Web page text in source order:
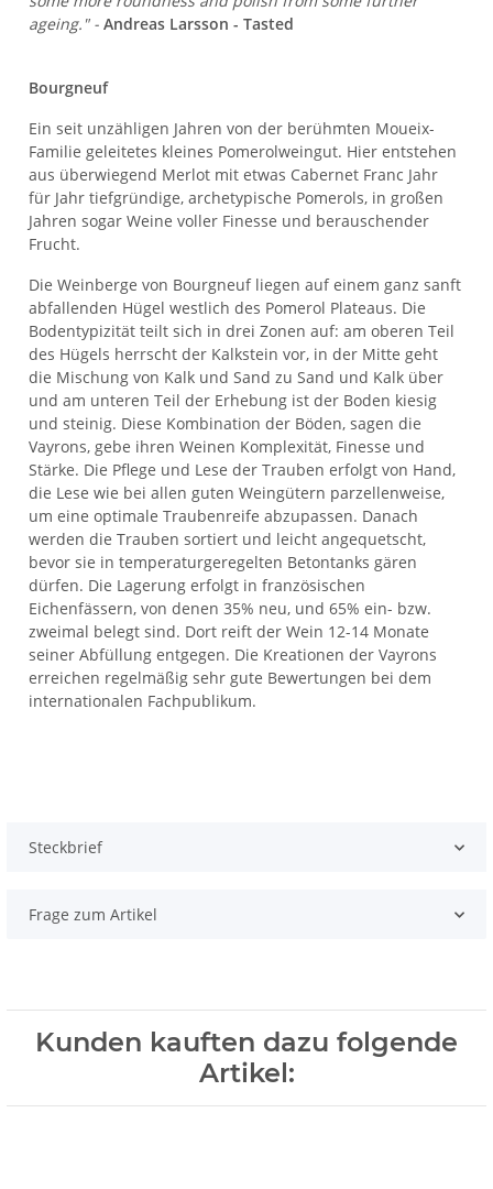
ageing." -Andreas Larsson - Tasted
Bourgneuf
Ein seit unzähligen Jahren von der berühmten Moueix-
Familie geleitetes kleines Pomerolweingut. Hier entstehen
aus überwiegend Merlot mit etwas Cabernet Franc Jahr
für Jahr tiefgründige, archetypische Pomerols, in großen
Jahren sogar Weine voller Finesse und berauschender
Frucht.
Die Weinberge von Bourgneuf liegen auf einem ganz sanft
abfallenden Hügel westlich des Pomerol Plateaus. Die
Bodentypizität teilt sich in drei Zonen auf: am oberen Teil
des Hügels herrscht der Kalkstein vor, in der Mitte geht
die Mischung von Kalk und Sand zu Sand und Kalk über
und am unteren Teil der Erhebung ist der Boden kiesig
und steinig. Diese Kombination der Böden, sagen die
Vayrons, gebe ihren Weinen Komplexität, Finesse und
Stärke. Die Pflege und Lese der Trauben erfolgt von Hand,
die Lese wie bei allen guten Weingütern parzellenweise,
um eine optimale Traubenreife abzupassen. Danach
werden die Trauben sortiert und leicht angequetscht,
bevor sie in temperaturgeregelten Betontanks gären
dürfen. Die Lagerung erfolgt in französischen
Eichenfässern, von denen 35% neu, und 65% ein- bzw.
zweimal belegt sind. Dort reift der Wein 12-14 Monate
seiner Abfüllung entgegen. Die Kreationen der Vayrons
erreichen regelmäßig sehr gute Bewertungen bei dem
internationalen Fachpublikum.
Steckbrief
Frage zum Artikel
Kunden kauften dazu folgende
Artikel: